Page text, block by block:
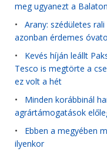
meg ugyanezt a
• Arany: szédületes
azonban érdemes
• Kevés híján leállt
Tesco is megtörte a
ez volt a hét
• Minden korábbinál
agrártámogatások
• Ebben a megyében
ilyenkor